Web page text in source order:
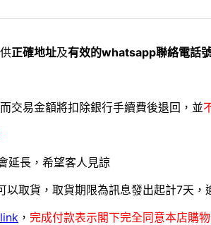
正確地址及有效的whatsapp聯絡電話
而交易金額將扣除銀行手續費後退回，並
延長，希望客人見諒
以取貨，取貨期限為訊息發出起計7天，
link ， 完成付款表示閣下完全同意本店購